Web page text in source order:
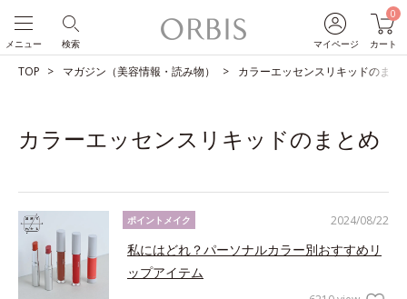
マイページ
0
カート
検索
メニュー
TOP マガジン（美容情報・読み物） カラーエッセンスリキッドのまと
カラーエッセンスリキッドのまとめ
2024/08/22
ポイントメイク
私にはどれ？パーソナルカラー別おすすめリ
ップアイテム